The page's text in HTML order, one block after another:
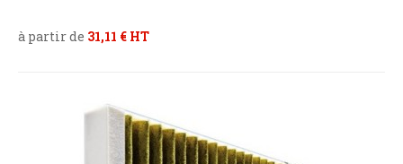
à partir de 31,11 € HT